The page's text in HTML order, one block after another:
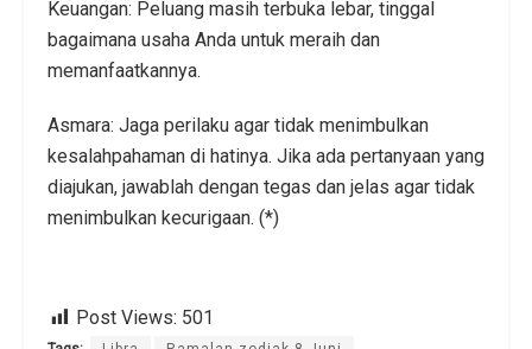
Keuangan: Peluang masih terbuka lebar, tinggal
bagaimana usaha Anda untuk meraih dan
memanfaatkannya.
Asmara: Jaga perilaku agar tidak menimbulkan
kesalahpahaman di hatinya. Jika ada pertanyaan yang
diajukan, jawablah dengan tegas dan jelas agar tidak
menimbulkan kecurigaan. (*)
Post Views: 501